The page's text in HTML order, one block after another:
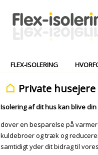
FLEX-ISOLERING
Private husejere
Isolering af dit hus kan blive
dover en besparelse på
kuldebroer og træk og
samtidigt yder dit bidrag til